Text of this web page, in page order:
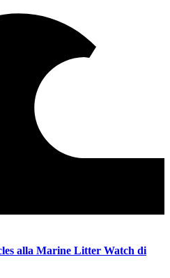
alla Marine Litter Watch di